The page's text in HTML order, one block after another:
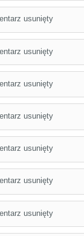
usunięty
usunięty
usunięty
usunięty
usunięty
usunięty
usunięty